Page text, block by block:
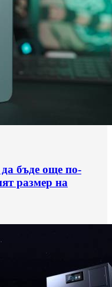
бъде още по-
размер на